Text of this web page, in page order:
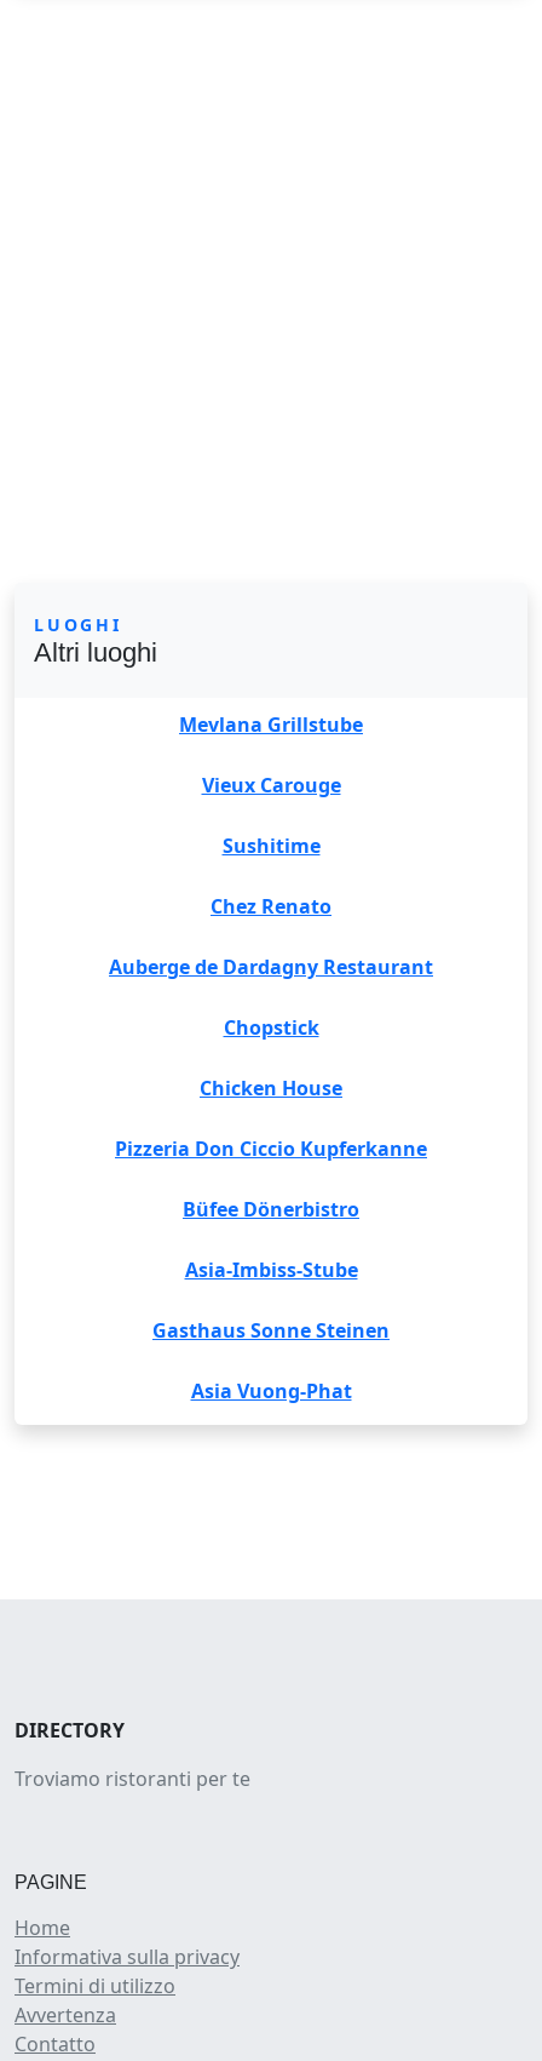
LUOGHI
Altri luoghi
Mevlana Grillstube
Vieux Carouge
Sushitime
Chez Renato
Auberge de Dardagny Restaurant
Chopstick
Chicken House
Pizzeria Don Ciccio Kupferkanne
Büfee Dönerbistro
Asia-Imbiss-Stube
Gasthaus Sonne Steinen
Asia Vuong-Phat
DIRECTORY
Troviamo ristoranti per te
PAGINE
Home
Informativa sulla privacy
Termini di utilizzo
Avvertenza
Contatto